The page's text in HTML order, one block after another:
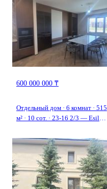
600 000 000 ₸
Отдельный дом · 6 комнат · 515
м² · 10 сот. · 23-16 2/3 — Esil